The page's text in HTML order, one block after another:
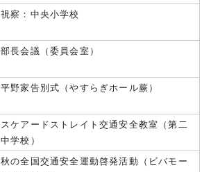
視察：中央小学校
部長会議（委員会室）
平野家告別式（やすらぎホール蕨）
スケアードストレイト交通安全教室（第二
中学校）
秋の全国交通安全運動啓発活動（ビバモー